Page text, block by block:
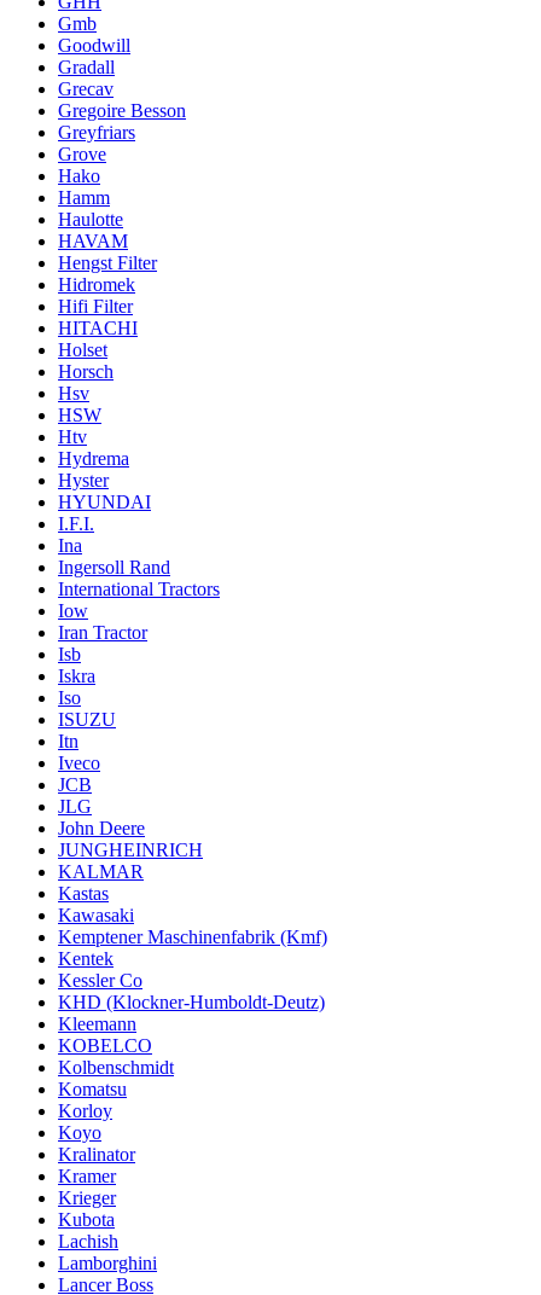
Gmb
Goodwill
Gradall
Grecav
Gregoire Besson
Greyfriars
Grove
Hako
Hamm
Haulotte
HAVAM
Hengst Filter
Hidromek
Hifi Filter
HITACHI
Holset
Horsch
Hsv
HSW
Htv
Hydrema
Hyster
HYUNDAI
I.F.I.
Ina
Ingersoll Rand
International Tractors
Iow
Iran Tractor
Isb
Iskra
Iso
ISUZU
Itn
Iveco
JCB
JLG
John Deere
JUNGHEINRICH
KALMAR
Kastas
Kawasaki
Kemptener Maschinenfabrik (Kmf)
Kentek
Kessler Co
KHD (Klockner-Humboldt-Deutz)
Kleemann
KOBELCO
Kolbenschmidt
Komatsu
Korloy
Koyo
Kralinator
Kramer
Krieger
Kubota
Lachish
Lamborghini
Lancer Boss